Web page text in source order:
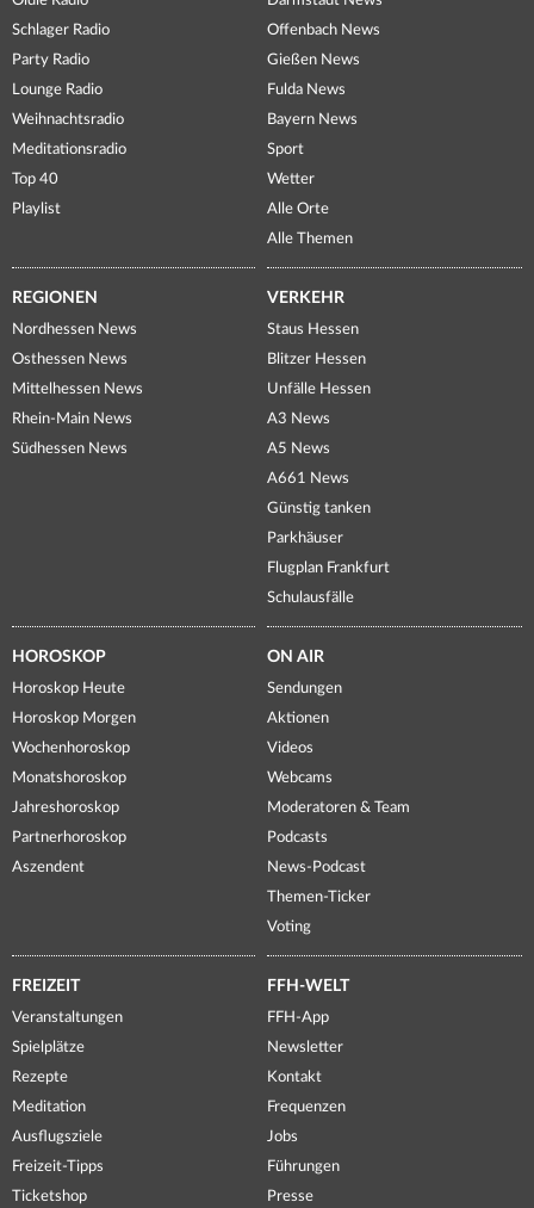
Schlager Radio
Party Radio
Lounge Radio
Weihnachtsradio
Meditationsradio
Top 40
Playlist
Offenbach News
Gießen News
Fulda News
Bayern News
Sport
Wetter
Alle Orte
Alle Themen
REGIONEN
Nordhessen News
Osthessen News
Mittelhessen News
Rhein-Main News
Südhessen News
VERKEHR
Staus Hessen
Blitzer Hessen
Unfälle Hessen
A3 News
A5 News
A661 News
Günstig tanken
Parkhäuser
Flugplan Frankfurt
Schulausfälle
HOROSKOP
Horoskop Heute
Horoskop Morgen
Wochenhoroskop
Monatshoroskop
Jahreshoroskop
Partnerhoroskop
Aszendent
ON AIR
Sendungen
Aktionen
Videos
Webcams
Moderatoren & Team
Podcasts
News-Podcast
Themen-Ticker
Voting
FREIZEIT
Veranstaltungen
Spielplätze
Rezepte
Meditation
Ausflugsziele
Freizeit-Tipps
Ticketshop
FFH-WELT
FFH-App
Newsletter
Kontakt
Frequenzen
Jobs
Führungen
Presse